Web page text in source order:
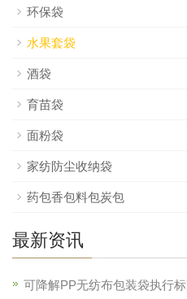
环保袋
水果套袋
酒袋
育苗袋
面粉袋
家纺防尘收纳袋
药包香包料包炭包
最新资讯
可降解PP无纺布包装袋执行